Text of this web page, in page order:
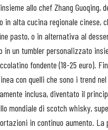
allo chef Zhang Guoqing,
in alta cucina regionale cinese,
pasto, o in alternativa al
in un tumbler personalizzato
fondente (18-25 euro).
con quelli che sono i trend
inclusa, diventato il
mondiale di scotch whisky,
in continuo aumento.